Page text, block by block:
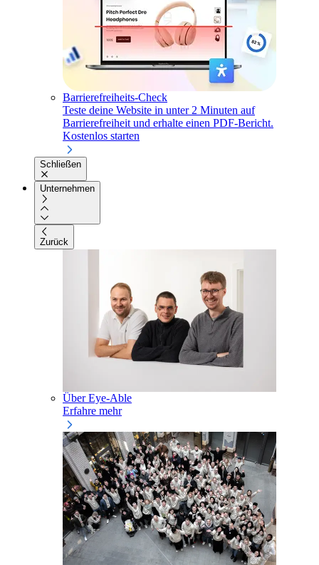
Barrierefreiheits-Check
Teste deine Website in unter 2 Minuten auf
Barrierefreiheit und erhalte einen PDF-Bericht.
Kostenlos starten
Schließen
Unternehmen
Zurück
Über Eye-Able
Erfahre mehr